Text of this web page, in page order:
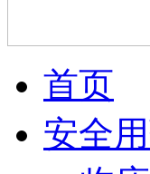
首页
安全